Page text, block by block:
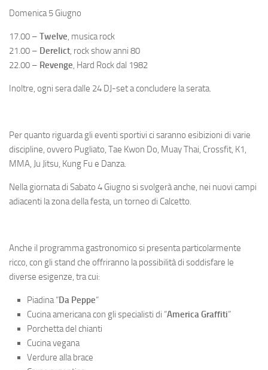
Domenica 5 Giugno
17.00 – Twelve, musica rock
21.00 – Derelict, rock show anni 80
22.00 – Revenge, Hard Rock dal 1982
Inoltre, ogni sera dalle 24 DJ-set a concludere la serata.
Per quanto riguarda gli eventi sportivi ci saranno esibizioni di varie
discipline, ovvero Pugliato, Tae Kwon Do, Muay Thai, Crossfit, K1,
MMA, Ju Jitsu, Kung Fu e Danza.
Nella giornata di Sabato 4 Giugno si svolgerà anche, nei nuovi campi
adiacenti la zona della festa, un torneo di Calcetto.
Anche il programma gastronomico si presenta particolarmente
ricco, con gli stand che offriranno la possibilità di soddisfare le
diverse esigenze, tra cui:
Piadina “Da Peppe“
Cucina americana con gli specialisti di “America Graffiti”
Porchetta del chianti
Cucina vegana
Verdure alla brace